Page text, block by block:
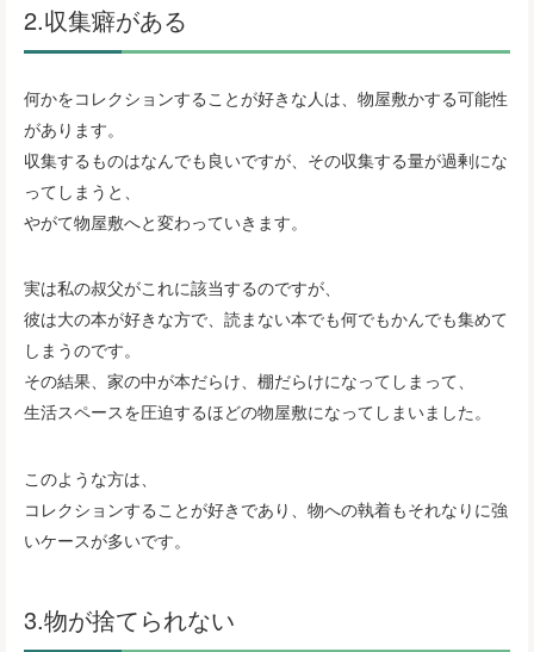
2.収集癖がある
何かをコレクションすることが好きな人は、物屋敷かする可能性
があります。
収集するものはなんでも良いですが、その収集する量が過剰にな
ってしまうと、
やがて物屋敷へと変わっていきます。
実は私の叔父がこれに該当するのですが、
彼は大の本が好きな方で、読まない本でも何でもかんでも集めて
しまうのです。
その結果、家の中が本だらけ、棚だらけになってしまって、
生活スペースを圧迫するほどの物屋敷になってしまいました。
このような方は、
コレクションすることが好きであり、物への執着もそれなりに強
いケースが多いです。
3.物が捨てられない